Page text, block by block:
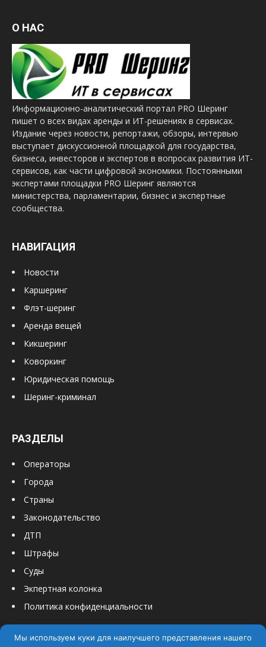
О НАС
Информационно-аналитический портал PRO Шеринг
пишет о всех видах аренды и ИТ-решениях в сервисах.
Издание через новости, репортажи, обзоры, интервью
выступает дискуссионной площадкой для государства,
бизнеса, инвесторов и экспертов в вопросах развития ИТ-
сервисов, как части цифровой экономики. Постоянными
экспертами площадки PRO Шеринг являются
министерства, парламентарии, бизнес и экспертные
сообщества.
НАВИГАЦИЯ
Новости
Каршеринг
Флэт-шеринг
Аренда вещей
Кикшеринг
Коворкинг
Юридическая помощь
Шеринг-криминал
РАЗДЕЛЫ
Операторы
Города
Страны
Законодательство
ДТП
Штрафы
Суды
Экпертная колонка
Политика конфиденциальности
Мы используем куки для наилучшего представления нашего